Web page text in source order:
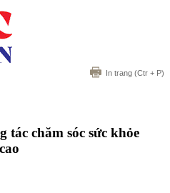
In trang (Ctr + P)
tác chăm sóc sức khỏe